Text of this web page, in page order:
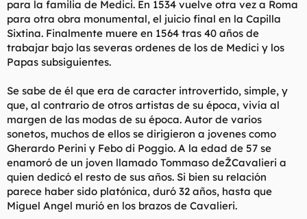
para la familia de Medici. En 1534 vuelve otra vez a Roma
para otra obra monumental, el juicio final en la Capilla
Sixtina. Finalmente muere en 1564 tras 40 años de
trabajar bajo las severas ordenes de los de Medici y los
Papas subsiguientes.
Se sabe de él que era de caracter introvertido, simple, y
que, al contrario de otros artistas de su época, vivía al
margen de las modas de su época. Autor de varios
sonetos, muchos de ellos se dirigieron a jovenes como
Gherardo Perini y Febo di Poggio. A la edad de 57 se
enamoró de un joven llamado Tommaso deŽCavalieri a
quien dedicó el resto de sus años. Si bien su relación
parece haber sido platónica, duró 32 años, hasta que
Miguel Angel murió en los brazos de Cavalieri.